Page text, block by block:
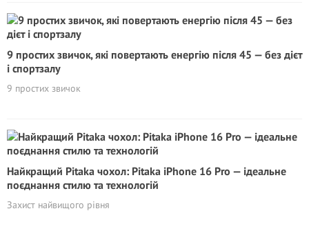
9 простих звичок, які повертають енергію після 45 — без дієт
і спортзалу
9 простих звичок
Найкращий Pitaka чохол: Pitaka iPhone 16 Pro — ідеальне
поєднання стилю та технологій
Захист найвищого рівня